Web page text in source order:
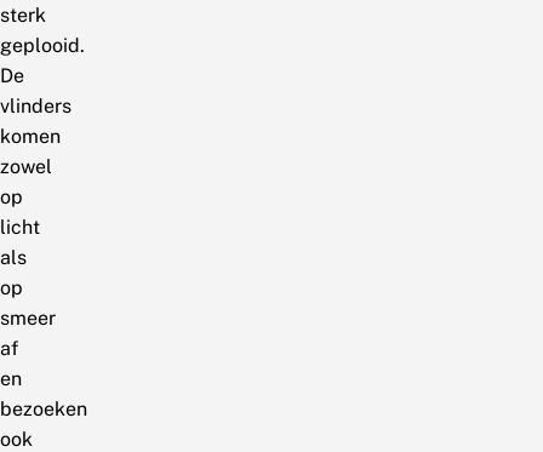
sterk
geplooid.
De
vlinders
komen
zowel
op
licht
als
op
smeer
af
en
bezoeken
ook